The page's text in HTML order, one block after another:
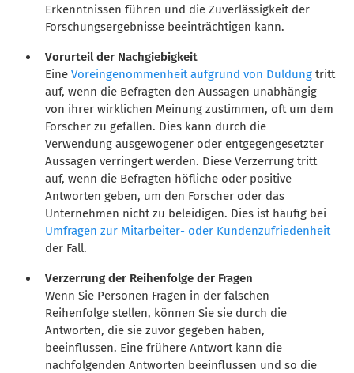
Erkenntnissen führen und die Zuverlässigkeit der
Forschungsergebnisse beeinträchtigen kann.
Vorurteil der Nachgiebigkeit
EineVoreingenommenheit aufgrund von Duldungtritt
auf, wenn die Befragten den Aussagen unabhängig
von ihrer wirklichen Meinung zustimmen, oft um dem
Forscher zu gefallen. Dies kann durch die
Verwendung ausgewogener oder entgegengesetzter
Aussagen verringert werden. Diese Verzerrung tritt
auf, wenn die Befragten höfliche oder positive
Antworten geben, um den Forscher oder das
Unternehmen nicht zu beleidigen. Dies ist häufig bei
Umfragen zur Mitarbeiter- oder Kundenzufriedenheit
der Fall.
Verzerrung der Reihenfolge der Fragen
Wenn Sie Personen Fragen in der falschen
Reihenfolge stellen, können Sie sie durch die
Antworten, die sie zuvor gegeben haben,
beeinflussen. Eine frühere Antwort kann die
nachfolgenden Antworten beeinflussen und so die